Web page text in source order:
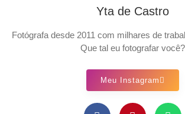
Yta de Castro
Fotógrafa desde 2011 com milhares de
Que tal eu fotografar você?
Meu Instagram